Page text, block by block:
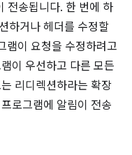
전송됩니다. 한 번에 하
하거나 헤더를 수정할
램이 요청을 수정하려고
이 우선하고 다른 모든
리디렉션하라는 확장
로그램에 알림이 전송